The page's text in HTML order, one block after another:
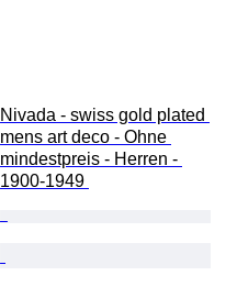
Nivada - swiss gold plated
mens art deco - Ohne
mindestpreis - Herren -
1900-1949